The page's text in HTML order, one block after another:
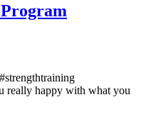
really happy with what you